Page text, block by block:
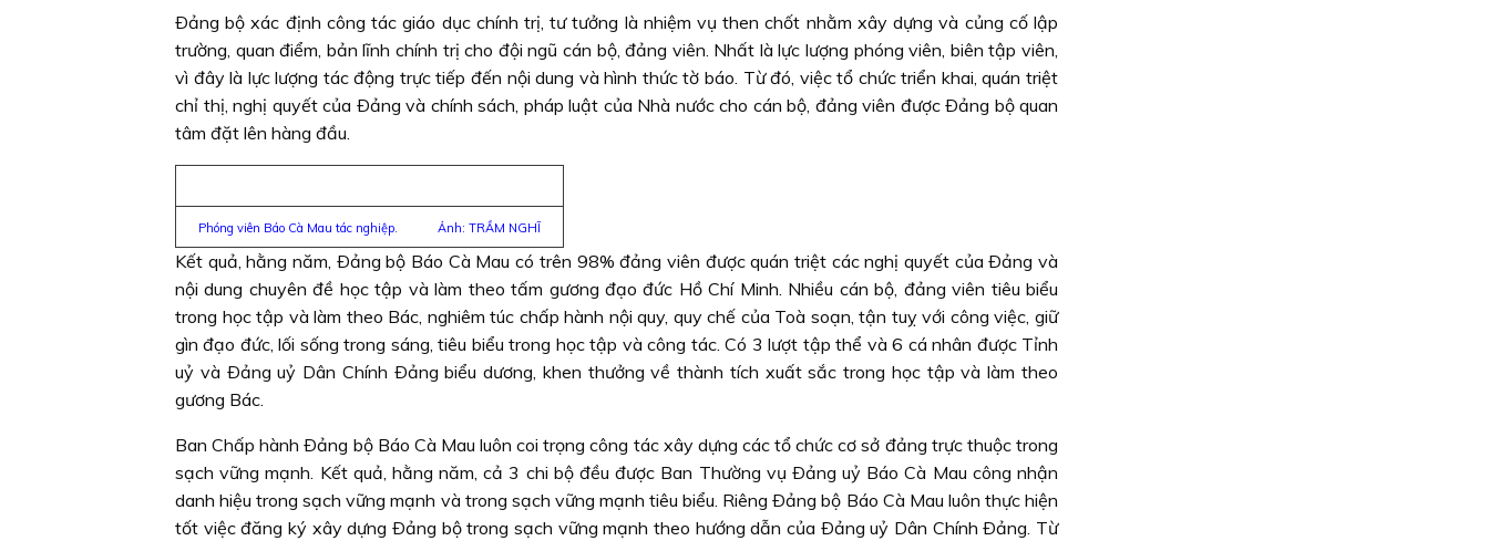
Ðảng bộ xác định công tác giáo dục chính trị, tư tưởng là nhiệm vụ then chốt nhằm xây dựng và củng cố lập
trường, quan điểm, bản lĩnh chính trị cho đội ngũ cán bộ, đảng viên. Nhất là lực lượng phóng viên, biên tập viên,
vì đây là lực lượng tác động trực tiếp đến nội dung và hình thức tờ báo. Từ đó, việc tổ chức triển khai, quán triệt
chỉ thị, nghị quyết của Ðảng và chính sách, pháp luật của Nhà nước cho cán bộ, đảng viên được Ðảng bộ quan
tâm đặt lên hàng đầu.
Phóng viên Báo Cà Mau tác nghiệp. Ảnh: TRẦM NGHĨ
Kết quả, hằng năm, Ðảng bộ Báo Cà Mau có trên 98% đảng viên được quán triệt các nghị quyết của Ðảng và
nội dung chuyên đề học tập và làm theo tấm gương đạo đức Hồ Chí Minh. Nhiều cán bộ, đảng viên tiêu biểu
trong học tập và làm theo Bác, nghiêm túc chấp hành nội quy, quy chế của Toà soạn, tận tuỵ với công việc, giữ
gìn đạo đức, lối sống trong sáng, tiêu biểu trong học tập và công tác. Có 3 lượt tập thể và 6 cá nhân được Tỉnh
uỷ và Ðảng uỷ Dân Chính Ðảng biểu dương, khen thưởng về thành tích xuất sắc trong học tập và làm theo
gương Bác.
Ban Chấp hành Ðảng bộ Báo Cà Mau luôn coi trọng công tác xây dựng các tổ chức cơ sở đảng trực thuộc trong
sạch vững mạnh. Kết quả, hằng năm, cả 3 chi bộ đều được Ban Thường vụ Ðảng uỷ Báo Cà Mau công nhận
danh hiệu trong sạch vững mạnh và trong sạch vững mạnh tiêu biểu. Riêng Ðảng bộ Báo Cà Mau luôn thực hiện
tốt việc đăng ký xây dựng Ðảng bộ trong sạch vững mạnh theo hướng dẫn của Ðảng uỷ Dân Chính Ðảng. Từ